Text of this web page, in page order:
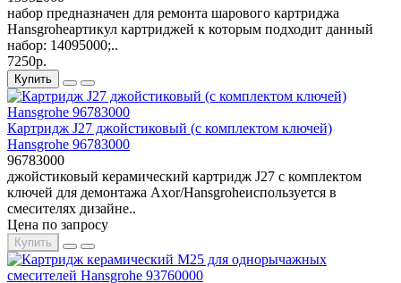
набор предназначен для ремонта шарового картриджа
Hansgroheартикул картриджей к которым подходит данный
набор: 14095000;..
7250р.
Купить
Картридж J27 джойстиковый (с комплектом ключей)
Hansgrohe 96783000
96783000
джойстиковый керамический картридж J27 с комплектом
ключей для демонтажа Axor/Hansgroheиспользуется в
смесителях дизайне..
Цена по запросу
Купить